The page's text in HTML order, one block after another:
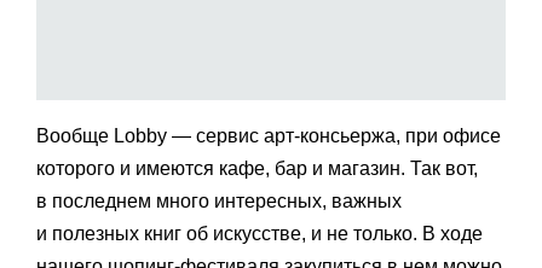
Вообще Lobby — сервис арт-консьержа, при офисе
которого и имеются кафе, бар и магазин. Так вот,
в последнем много интересных, важных
и полезных книг об искусстве, и не только. В ходе